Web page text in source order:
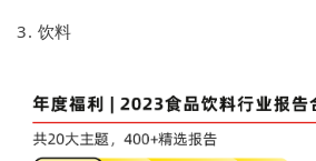
3. 饮料